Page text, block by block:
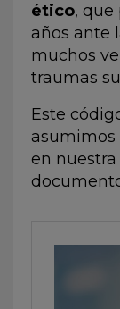
ético, que
años ante
muchos
traumas
Este
asumimos
en